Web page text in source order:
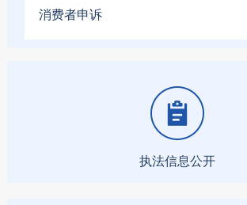
消费者申诉
执法信息公开